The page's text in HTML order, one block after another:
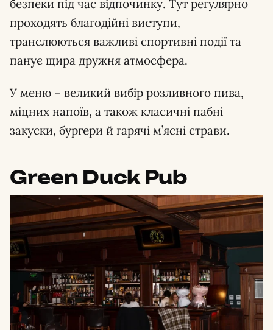
безпеки під час відпочинку. Тут регулярно
проходять благодійні виступи,
транслюються важливі спортивні події та
панує щира дружня атмосфера.
У меню – великий вибір розливного пива,
міцних напоїв, а також класичні пабні
закуски, бургери й гарячі м’ясні страви.
Green Duck Pub